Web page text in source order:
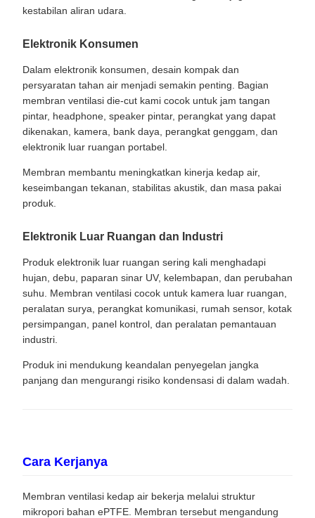
kestabilan aliran udara.
Elektronik Konsumen
Dalam elektronik konsumen, desain kompak dan
persyaratan tahan air menjadi semakin penting. Bagian
membran ventilasi die-cut kami cocok untuk jam tangan
pintar, headphone, speaker pintar, perangkat yang dapat
dikenakan, kamera, bank daya, perangkat genggam, dan
elektronik luar ruangan portabel.
Membran membantu meningkatkan kinerja kedap air,
keseimbangan tekanan, stabilitas akustik, dan masa pakai
produk.
Elektronik Luar Ruangan dan Industri
Produk elektronik luar ruangan sering kali menghadapi
hujan, debu, paparan sinar UV, kelembapan, dan perubahan
suhu. Membran ventilasi cocok untuk kamera luar ruangan,
peralatan surya, perangkat komunikasi, rumah sensor, kotak
persimpangan, panel kontrol, dan peralatan pemantauan
industri.
Produk ini mendukung keandalan penyegelan jangka
panjang dan mengurangi risiko kondensasi di dalam wadah.
Cara Kerjanya
Membran ventilasi kedap air bekerja melalui struktur
mikropori bahan ePTFE. Membran tersebut mengandung